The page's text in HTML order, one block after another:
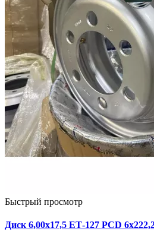
Быстрый просмотр
Диск 6,00х17,5 ЕТ-127 PCD